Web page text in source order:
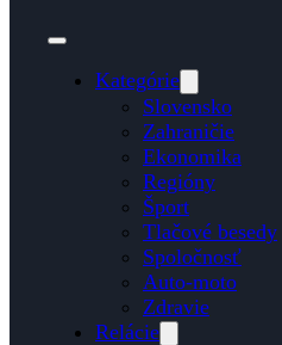
Kategórie
Slovensko
Zahraničie
Ekonomika
Regióny
Šport
Tlačové besedy
Spoločnosť
Auto-moto
Zdravie
Relácie